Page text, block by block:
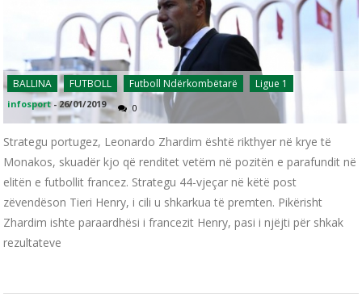
BALLINA FUTBOLL Futboll Ndërkombëtarë Ligue 1
infosport -26/01/2019 0
Strategu portugez, Leonardo Zhardim është rikthyer në krye të
Monakos, skuadër kjo që renditet vetëm në pozitën e parafundit në
elitën e futbollit francez. Strategu 44-vjeçar në këtë post
zëvendëson Tieri Henry, i cili u shkarkua të premten. Pikërisht
Zhardim ishte paraardhësi i francezit Henry, pasi i njëjti për shkak
rezultateve